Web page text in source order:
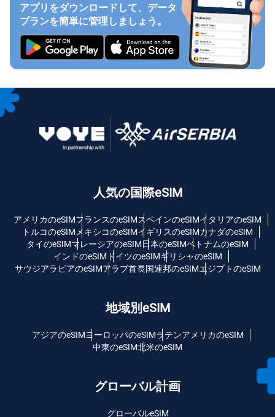
アプリをダウンロードして、データ
プランを簡単に管理しましょう。
人気の国際eSIM
アメリカのeSIMフランスのeSIMスペインのeSIMイタリアのeSIM
トルコのeSIM メキシコのeSIMイギリスのeSIMカナダのeSIM
タイのeSIMマレーシアのeSIM日本のeSIMベトナムのeSIM
インドのeSIM ドイツのeSIMギリシャのeSIM
サウジアラビアのeSIMアラブ首長国連邦のeSIMエジプトのeSIM
地域別eSIM
アジアのeSIMヨーロッパのeSIMラテンアメリカのeSIM
中東のeSIM北米のeSIM
グローバル計画
グローバルeSIM